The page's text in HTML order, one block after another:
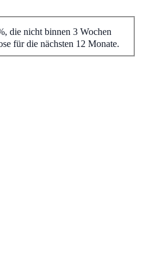
die nicht binnen 3 Wochen
für die nächsten 12 Monate.